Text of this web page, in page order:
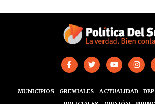
MUNICIPIOS GREMIALES ACTUALIDAD